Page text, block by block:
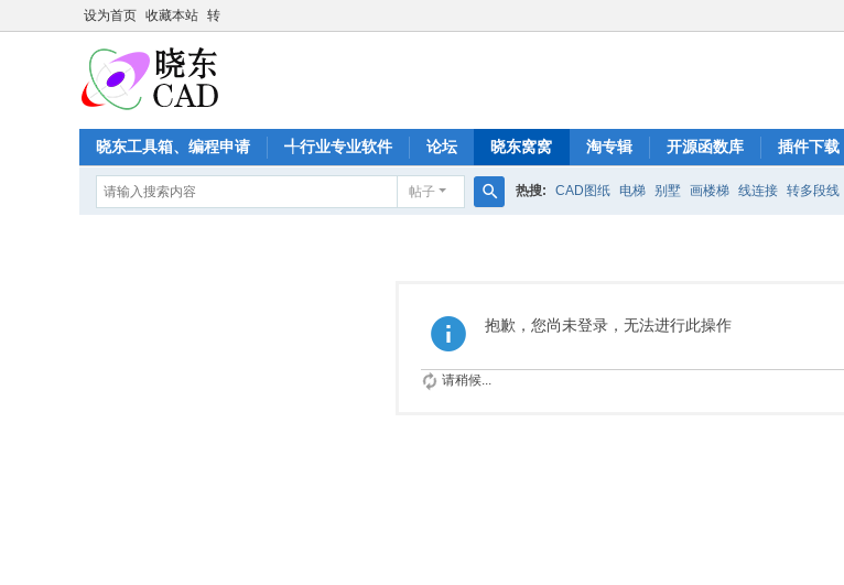
设为首页 收藏本站 转
晓东工具箱、编程申请 ╃行业专业软件 论坛 晓东窝窝 淘专辑 开源函数库 插件下载
帖子 热搜: CAD图纸 电梯 别墅 画楼梯 线连接 转多段线
抱歉，您尚未登录，无法进行此操作
请稍候...